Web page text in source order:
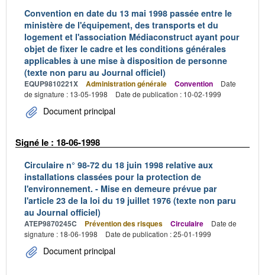
Convention en date du 13 mai 1998 passée entre le
ministère de l'équipement, des transports et du
logement et l'association Médiaconstruct ayant pour
objet de fixer le cadre et les conditions générales
applicables à une mise à disposition de personne
(texte non paru au Journal officiel)
EQUP9810221X Administration générale Convention
Date
de signature : 13-05-1998
Date de publication : 10-02-1999
Document principal
Signé le : 18-06-1998
Circulaire n° 98-72 du 18 juin 1998 relative aux
installations classées pour la protection de
l'environnement. - Mise en demeure prévue par
l'article 23 de la loi du 19 juillet 1976 (texte non paru
au Journal officiel)
ATEP9870245C Prévention des risques Circulaire
Date de
signature : 18-06-1998
Date de publication : 25-01-1999
Document principal